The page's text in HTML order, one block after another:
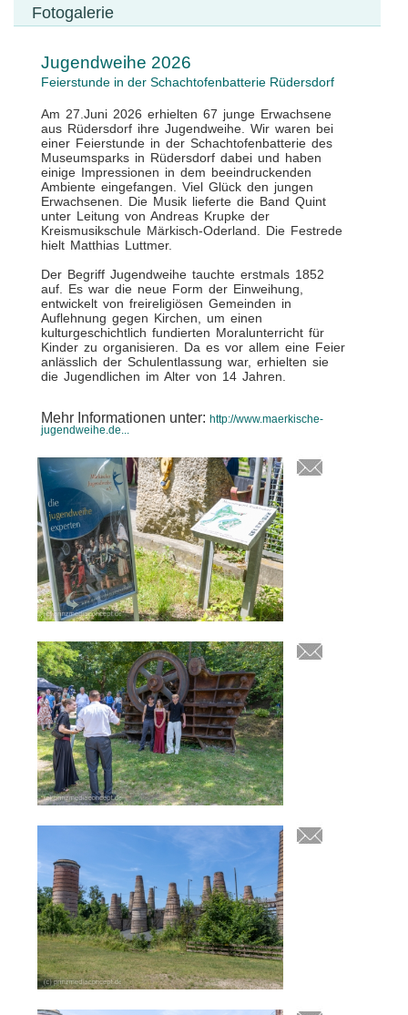
Fotogalerie
Jugendweihe 2026
Feierstunde in der Schachtofenbatterie Rüdersdorf
Am 27.Juni 2026 erhielten 67 junge Erwachsene
aus Rüdersdorf ihre Jugendweihe. Wir waren bei
einer Feierstunde in der Schachtofenbatterie des
Museumsparks in Rüdersdorf dabei und haben
einige Impressionen in dem beeindruckenden
Ambiente eingefangen. Viel Glück den jungen
Erwachsenen. Die Musik lieferte die Band Quint
unter Leitung von Andreas Krupke der
Kreismusikschule Märkisch-Oderland. Die Festrede
hielt Matthias Luttmer.
Der Begriff Jugendweihe tauchte erstmals 1852
auf. Es war die neue Form der Einweihung,
entwickelt von freireligiösen Gemeinden in
Auflehnung gegen Kirchen, um einen
kulturgeschichtlich fundierten Moralunterricht für
Kinder zu organisieren. Da es vor allem eine Feier
anlässlich der Schulentlassung war, erhielten sie
die Jugendlichen im Alter von 14 Jahren.
Mehr Informationen unter: http://www.maerkische-
jugendweihe.de...